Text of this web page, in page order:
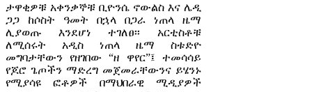
ታዋቂዎቹ አቀንቃኞቹ ቢዮንሴ ኖውልስ እና ሌዲ
ጋጋ ከሶስት ዓመት በኋላ በጋራ ነጠላ ዜማ
ሊያወጡ እንደሆነ ተገለፀ፡፡ አርቲስቶቹ
ለሚሰሩት አዲስ ነጠላ ዜማ ስቱድዮ
መግባታቸውን የዘገበው “ዘ ዋየር”፤ ተመሳሳይ
የጆሮ ጌጦችን ማድረግ መጀመራቸውንና ይሄንኑ
የሚያሳዩ ፎቶዎች በማህበራዊ ሚዲያዎች